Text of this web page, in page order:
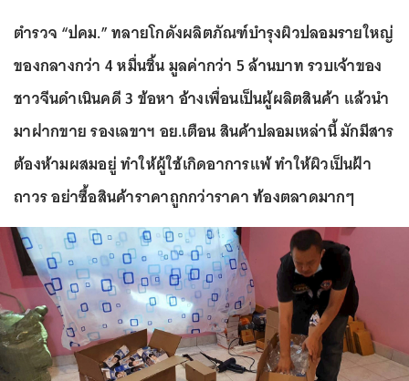
ตำรวจ “ปคม.” ทลายโกดังผลิตภัณฑ์บำรุงผิวปลอมรายใหญ่
ของกลางกว่า 4 หมื่นชิ้น มูลค่ากว่า 5 ล้านบาท รวบเจ้าของ
ชาวจีนดำเนินคดี 3 ข้อหา อ้างเพื่อนเป็นผู้ผลิตสินค้า แล้วนำ
มาฝากขาย รองเลขาฯ อย.เตือน สินค้าปลอมเหล่านี้ มักมีสาร
ต้องห้ามผสมอยู่ ทำให้ผู้ใช้เกิดอาการแพ้ ทำให้ผิวเป็นฝ้า
ถาวร อย่าซื้อสินค้าราคาถูกกว่าราคา ท้องตลาดมากๆ